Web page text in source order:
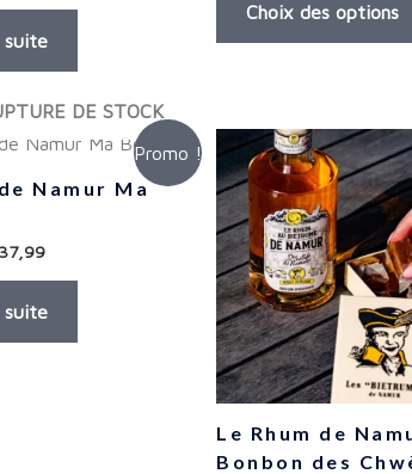
suite
Choix des options
Promo !
DE STOCK
Namur Ma
37,99
suite
Le Rhum de
Bonbon des